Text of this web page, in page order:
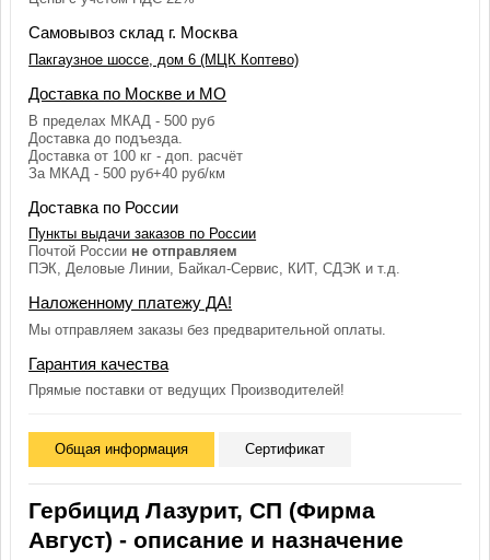
Самовывоз склад г. Москва
Пакгаузное шоссе, дом 6 (МЦК Коптево)
Доставка по Москве и МО
В пределах МКАД - 500 руб
Доставка до подъезда.
Доставка от 100 кг - доп. расчёт
За МКАД - 500 руб+40 руб/км
Доставка по России
Пункты выдачи заказов по России
Почтой России не отправляем
ПЭК, Деловые Линии, Байкал-Сервис, КИТ, СДЭК и т.д.
Наложенному платежу ДА!
Мы отправляем заказы без предварительной оплаты.
Гарантия качества
Прямые поставки от ведущих Производителей!
Общая информация Сертификат
Гербицид Лазурит, СП (Фирма
Август) - описание и назначение